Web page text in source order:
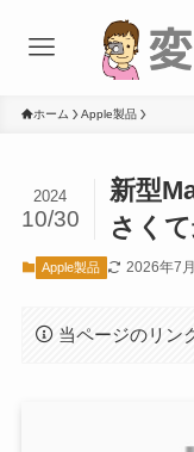
ホーム Apple製品
新型
さく
2024
10/30
Apple製品 2026年7
当ページのリン